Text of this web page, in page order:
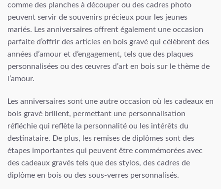
comme des planches à découper ou des cadres photo
peuvent servir de souvenirs précieux pour les jeunes
mariés. Les anniversaires offrent également une occasion
parfaite d’offrir des articles en bois gravé qui célèbrent des
années d’amour et d’engagement, tels que des plaques
personnalisées ou des œuvres d’art en bois sur le thème de
l’amour.
Les anniversaires sont une autre occasion où les cadeaux en
bois gravé brillent, permettant une personnalisation
réfléchie qui reflète la personnalité ou les intérêts du
destinataire. De plus, les remises de diplômes sont des
étapes importantes qui peuvent être commémorées avec
des cadeaux gravés tels que des stylos, des cadres de
diplôme en bois ou des sous-verres personnalisés.